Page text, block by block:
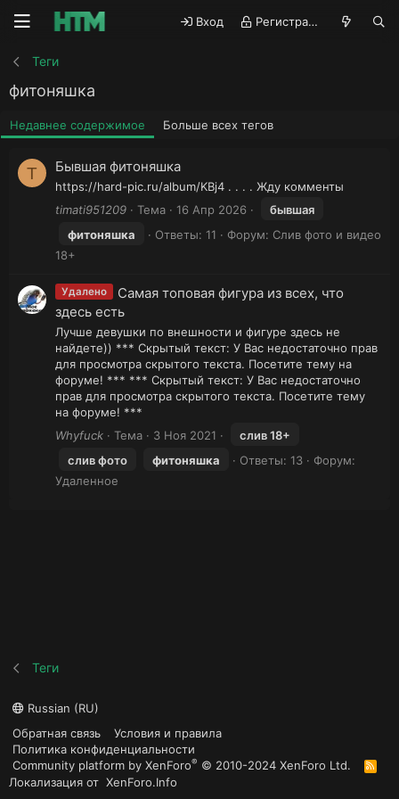
Вход Регистрация
Теги
фитоняшка
Недавнее содержимое Больше всех тегов
T Бывшая фитоняшка
https://hard-pic.ru/album/KBj4 . . . . Жду комменты
timati951209
Тема 16 Апр 2026
бывшая
фитоняшка
Ответы: 11 Форум: Слив фото и видео
18+
Удалено
Самая топовая фигура из всех, что
здесь есть
Лучше девушки по внешности и фигуре здесь не
найдете)) *** Скрытый текст: У Вас недостаточно прав
для просмотра скрытого текста. Посетите тему на
форуме! *** *** Скрытый текст: У Вас недостаточно
прав для просмотра скрытого текста. Посетите тему
на форуме! ***
Whyfuck
Тема 3 Ноя 2021
слив 18+
слив фото
фитоняшка Ответы: 13
Форум:
Удаленное
Теги
Russian (RU)
Обратная связь
Условия и правила
Политика конфиденциальности
Community platform by XenForo® © 2010-2024 XenForo Ltd.
R
S
Локализация от XenForo.Info